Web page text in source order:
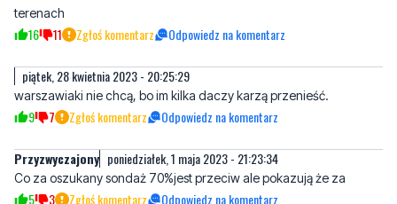
piątek, 28 kwietnia 2023 - 20:25:29
warszawiaki nie chcą, bo im kilka daczy karzą przenieść.
Przyzwyczajony poniedziałek, 1 maja 2023 - 21:23:34
Co za oszukany sondaż 70%jest przeciw ale pokazują że za
Jerzy Lipka czwartek, 4 maja 2023 - 11:30:49
Skąd ta pewność. Nie znam sondażu, który by wykazywał że 70